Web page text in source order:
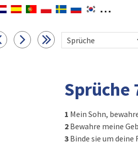
Sprüche
1 Mein Sohn,
2 Bewahre meine
3 Binde sie um deine